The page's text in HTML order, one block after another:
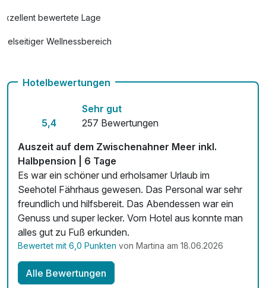
Exzellent bewertete Lage
Vielseitiger Wellnessbereich
Auch vegetarische Speisen
Mit Hotelbar
Hotelbewertungen
5,4
Sehr gut
257 Bewertungen
Auszeit auf dem Zwischenahner Meer inkl.
Halbpension | 6 Tage
Es war ein schöner und erholsamer Urlaub im
Seehotel Fährhaus gewesen. Das Personal war sehr
freundlich und hilfsbereit. Das Abendessen war ein
Genuss und super lecker. Vom Hotel aus konnte man
alles gut zu Fuß erkunden.
Bewertet mit 6,0 Punkten von Martina am 18.06.2026
Alle Bewertungen